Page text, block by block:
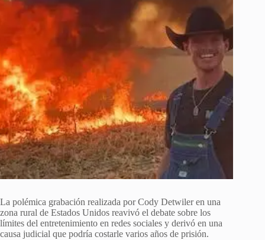
La polémica grabación realizada por Cody Detwiler en una
zona rural de Estados Unidos reavivó el debate sobre los
límites del entretenimiento en redes sociales y derivó en una
causa judicial que podría costarle varios años de prisión.